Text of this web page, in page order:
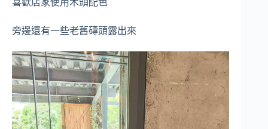
旁邊還有一些老舊磚頭露出來